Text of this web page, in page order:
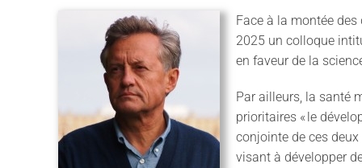
Face à la montée
2025 un colloque
en faveur de la
Par ailleurs, la santé
prioritaires «le
conjointe de ces
visant à développer